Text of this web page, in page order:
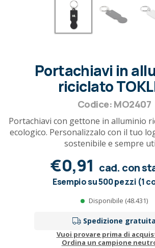
Portachiavi in
riciclato
Codice: MO2407
Portachiavi con gettone in alluminio
ecologico. Personalizzalo con il tuo
sostenibile e sempre
€0,91 cad. con
Esempio su 500 pezzi (1
Disponibile (48.431)
Spedizione gratuita
Vuoi provare prima di
Ordina un campione